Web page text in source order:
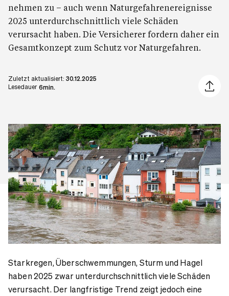
nehmen zu – auch wenn Naturgefahrenereignisse
2025 unterdurchschnittlich viele Schäden
verursacht haben. Die Versicherer fordern daher ein
Gesamtkonzept zum Schutz vor Naturgefahren.
Zuletzt aktualisiert: 30.12.2025
Lesedauer 6min.
Artikel
Starkregen, Überschwemmungen, Sturm und Hagel
haben 2025 zwar unterdurchschnittlich viele Schäden
verursacht. Der langfristige Trend zeigt jedoch eine